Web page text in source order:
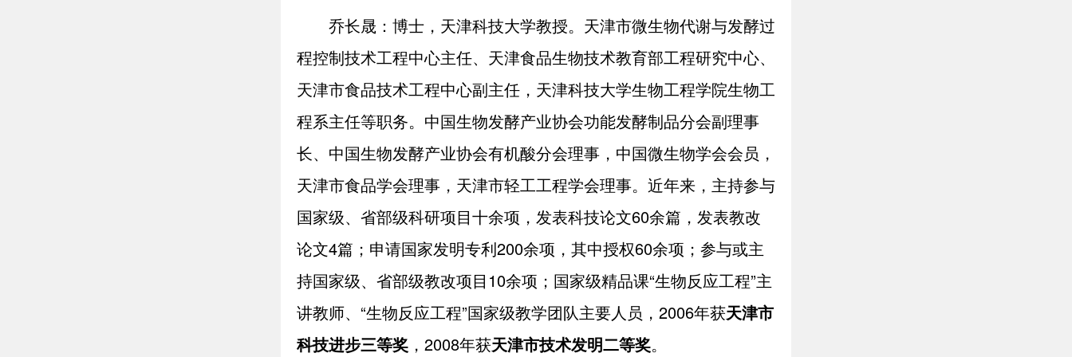
乔长晟：博士，天津科技大学教授。天津市微生物代谢与发酵过
程控制技术工程中心主任、天津食品生物技术教育部工程研究中心、
天津市食品技术工程中心副主任，天津科技大学生物工程学院生物工
程系主任等职务。中国生物发酵产业协会功能发酵制品分会副理事
长、中国生物发酵产业协会有机酸分会理事，中国微生物学会会员，
天津市食品学会理事，天津市轻工工程学会理事。近年来，主持参与
国家级、省部级科研项目十余项，发表科技论文60余篇，发表教改
论文4篇；申请国家发明专利200余项，其中授权60余项；参与或主
持国家级、省部级教改项目10余项；国家级精品课“生物反应工程”主
讲教师、“生物反应工程”国家级教学团队主要人员，2006年获天津市
科技进步三等奖 ，2008年获天津市技术发明二等奖。